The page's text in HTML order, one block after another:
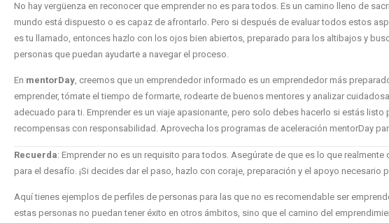
No hay vergüenza en reconocer que emprender no es para todos. Es un camino lleno de
mundo está dispuesto o es capaz de afrontarlo. Pero si después de evaluar todos estos
es tu llamado, entonces hazlo con los ojos bien abiertos, preparado para los altibajos y
personas que puedan ayudarte a navegar el proceso.
En mentorDay, creemos que un emprendedor informado es un emprendedor más
emprender, tómate el tiempo de formarte, rodearte de buenos mentores y analizar
adecuado para ti. Emprender es un viaje apasionante, pero solo debes hacerlo si estás listo
recompensas con responsabilidad. Aprovecha los programas de aceleración mentorDay
Recuerda: Emprender no es un requisito para todos. Asegúrate de que es lo que realmente
para el desafío. ¡Si decides dar el paso, hazlo con coraje, preparación y el apoyo necesario
Aquí tienes ejemplos de perfiles de personas para las que no es recomendable ser
estas personas no puedan tener éxito en otros ámbitos, sino que el camino del